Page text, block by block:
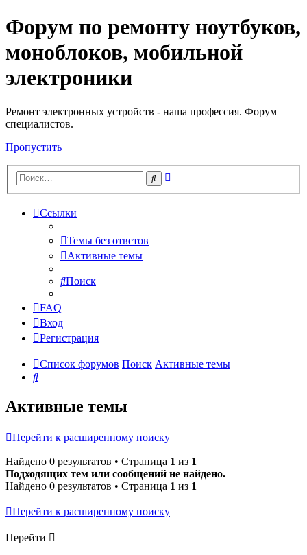
Регистрация
Форум по ремонту ноутбуков,
моноблоков, мобильной
электроники
Ремонт электронных устройств - наша профессия. Форум
специалистов.
Пропустить
Поиск
Ссылки
Темы без ответов
Активные темы
Поиск
FAQ
Вход
Регистрация
Список форумов Поиск Активные темы
Поиск
Активные темы
Перейти к расширенному поиску
Найдено 0 результатов • Страница 1 из 1
Подходящих тем или сообщений не найдено.
Найдено 0 результатов • Страница 1 из 1
Перейти к расширенному поиску
Перейти